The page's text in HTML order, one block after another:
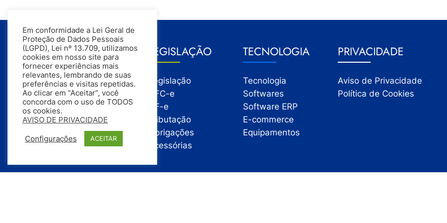
GESTÃO
Gestão
Gestão Financeira
Gestão de Pessoas
Compras
Estoque
Vendas
LEGISLAÇÃO
Legislação
NFC-e
NF-e
Tributação
Obrigações
Acessórias
TECNOLOGIA
Tecnologia
Softwares
Software ERP
E-commerce
Equipamentos
PRIVACIDADE
Aviso de Privacidade
Política de Cookies
Em conformidade a Lei Geral de
Proteção de Dados Pessoais
(LGPD), Lei nº 13.709, utilizamos
cookies em nosso site para
fornecer experiências mais
relevantes, lembrando de suas
preferências e visitas repetidas.
Ao clicar em “Aceitar”, você
concorda com o uso de TODOS
os cookies.
AVISO DE PRIVACIDADE
Configurações ACEITAR